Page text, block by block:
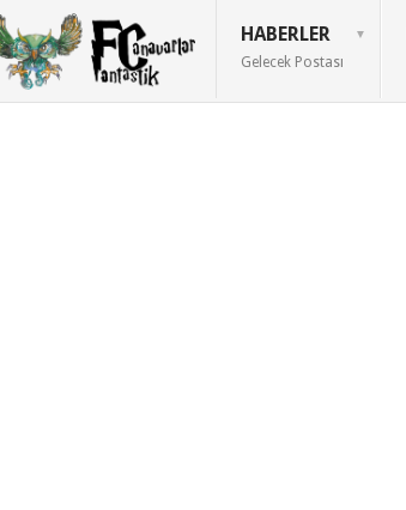
HABERLER
Gelecek Postası